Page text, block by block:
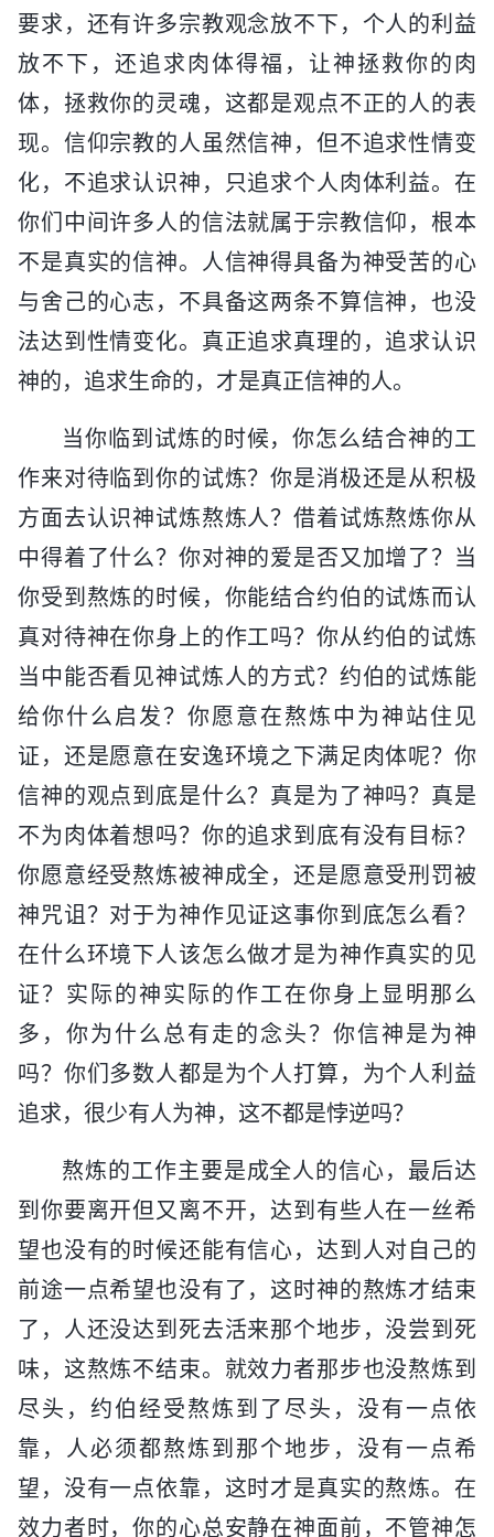
要求，还有许多宗教观念放不下，个人的利益
放不下，还追求肉体得福，让神拯救你的肉
体，拯救你的灵魂，这都是观点不正的人的表
现。信仰宗教的人虽然信神，但不追求性情变
化，不追求认识神，只追求个人肉体利益。在
你们中间许多人的信法就属于宗教信仰，根本
不是真实的信神。人信神得具备为神受苦的心
与舍己的心志，不具备这两条不算信神，也没
法达到性情变化。真正追求真理的，追求认识
神的，追求生命的，才是真正信神的人。
当你临到试炼的时候，你怎么结合神的工
作来对待临到你的试炼？你是消极还是从积极
方面去认识神试炼熬炼人？借着试炼熬炼你从
中得着了什么？你对神的爱是否又加增了？当
你受到熬炼的时候，你能结合约伯的试炼而认
真对待神在你身上的作工吗？你从约伯的试炼
当中能否看见神试炼人的方式？约伯的试炼能
给你什么启发？你愿意在熬炼中为神站住见
证，还是愿意在安逸环境之下满足肉体呢？你
信神的观点到底是什么？真是为了神吗？真是
不为肉体着想吗？你的追求到底有没有目标？
你愿意经受熬炼被神成全，还是愿意受刑罚被
神咒诅？对于为神作见证这事你到底怎么看？
在什么环境下人该怎么做才是为神作真实的见
证？实际的神实际的作工在你身上显明那么
多，你为什么总有走的念头？你信神是为神
吗？你们多数人都是为个人打算，为个人利益
追求，很少有人为神，这不都是悖逆吗？
熬炼的工作主要是成全人的信心，最后达
到你要离开但又离不开，达到有些人在一丝希
望也没有的时候还能有信心，达到人对自己的
前途一点希望也没有了，这时神的熬炼才结束
了，人还没达到死去活来那个地步，没尝到死
味，这熬炼不结束。就效力者那步也没熬炼到
尽头，约伯经受熬炼到了尽头，没有一点依
靠，人必须都熬炼到那个地步，没有一点希
望，没有一点依靠，这时才是真实的熬炼。在
效力者时，你的心总安静在神面前，不管神怎